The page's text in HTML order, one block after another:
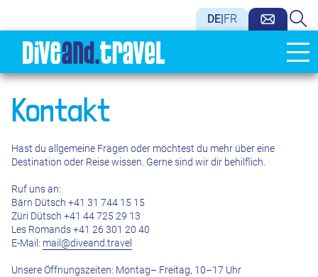
DE FR
Kontakt
Hast du allgemeine Fragen oder möchtest du mehr über eine
Destination oder Reise wissen. Gerne sind wir dir behilflich.
Ruf uns an:
Bärn Dütsch +41 31 744 15 15
Züri Dütsch +41 44 725 29 13
Les Romands +41 26 301 20 40
E-Mail: mail@diveand.travel
Unsere Öffnungszeiten: Montag– Freitag, 10–17 Uhr